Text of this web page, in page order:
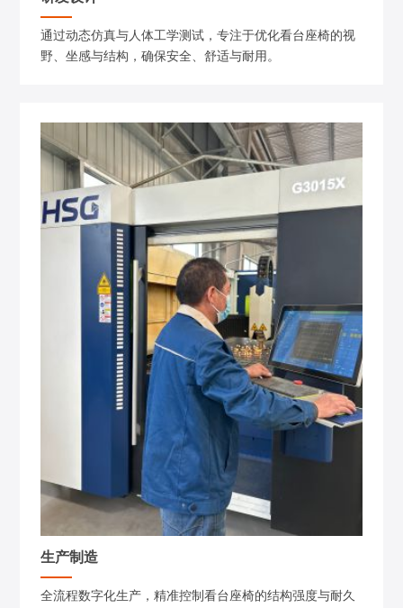
通过动态仿真与人体工学测试，专注于优化看台座椅的视
野、坐感与结构，确保安全、舒适与耐用。
生产制造
全流程数字化生产，精准控制看台座椅的结构强度与耐久